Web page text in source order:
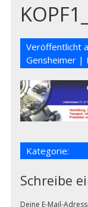
Veröffentlicht
Gensheimer |
Kategorie:
Schreibe
Deine E-Mail-